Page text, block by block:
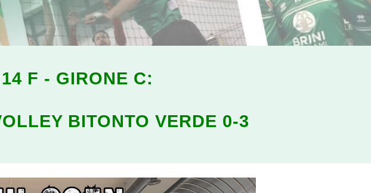
F - GIRONE C:
BITONTO VERDE 0-3